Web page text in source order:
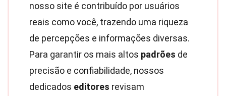
nosso site é contribuído por usuários
reais como você, trazendo uma riqueza
de percepções e informações diversas.
Para garantir os mais altos padrões de
precisão e confiabilidade, nossos
dedicados editores revisam